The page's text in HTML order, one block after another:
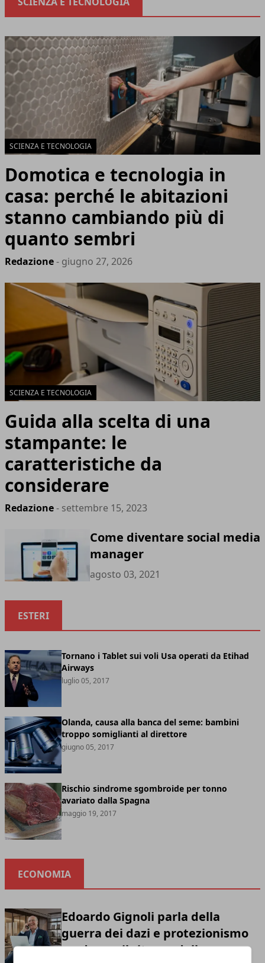
SCIENZA E TECNOLOGIA
Domotica e tecnologia in
casa: perché le abitazioni
stanno cambiando più di
quanto sembri
Redazione- giugno 27, 2026
SCIENZA E TECNOLOGIA
Guida alla scelta di una
stampante: le
caratteristiche da
considerare
Redazione- settembre 15, 2023
Come diventare social media
manager
agosto 03, 2021
ESTERI
Tornano i Tablet sui voli Usa operati da Etihad
Airways
luglio 05, 2017
Olanda, causa alla banca del seme: bambini
troppo somiglianti al direttore
giugno 05, 2017
Rischio sindrome sgombroide per tonno
avariato dalla Spagna
maggio 19, 2017
ECONOMIA
Edoardo Gignoli parla della
guerra dei dazi e protezionismo
moderno: il ritorno della